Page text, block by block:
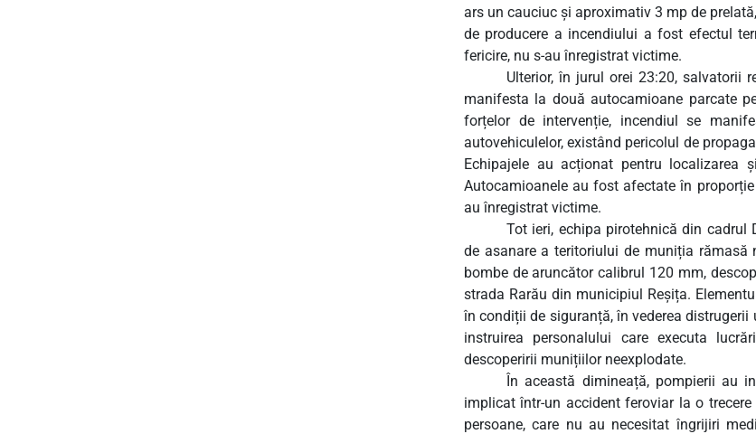
ars un cauciuc și aproximativ 3 mp de
de producere a incendiului a fost efectul
fericire, nu s-au înregistrat victime.
Ulterior, în jurul orei 23:20, salvatorii
manifesta la două autocamioane parcate
forțelor de intervenție, incendiul se
autovehiculelor, existând pericolul de
Echipajele au acționat pentru localizarea
Autocamioanele au fost afectate în
au înregistrat victime.
Tot ieri, echipa pirotehnică din cadrul
de asanare a teritoriului de muniția rămasă
bombe de aruncător calibrul 120 mm,
strada Rarău din municipiul Reșița.
în condiții de siguranță, în vederea
instruirea personalului care executa
descoperirii munițiilor neexplodate.
În această dimineață, pompierii au
implicat într-un accident feroviar la o
persoane, care nu au necesitat îngrijiri